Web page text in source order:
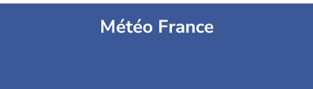
Météo France